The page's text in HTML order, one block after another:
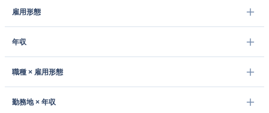
雇用形態
年収
職種 × 雇用形態
勤務地 × 年収